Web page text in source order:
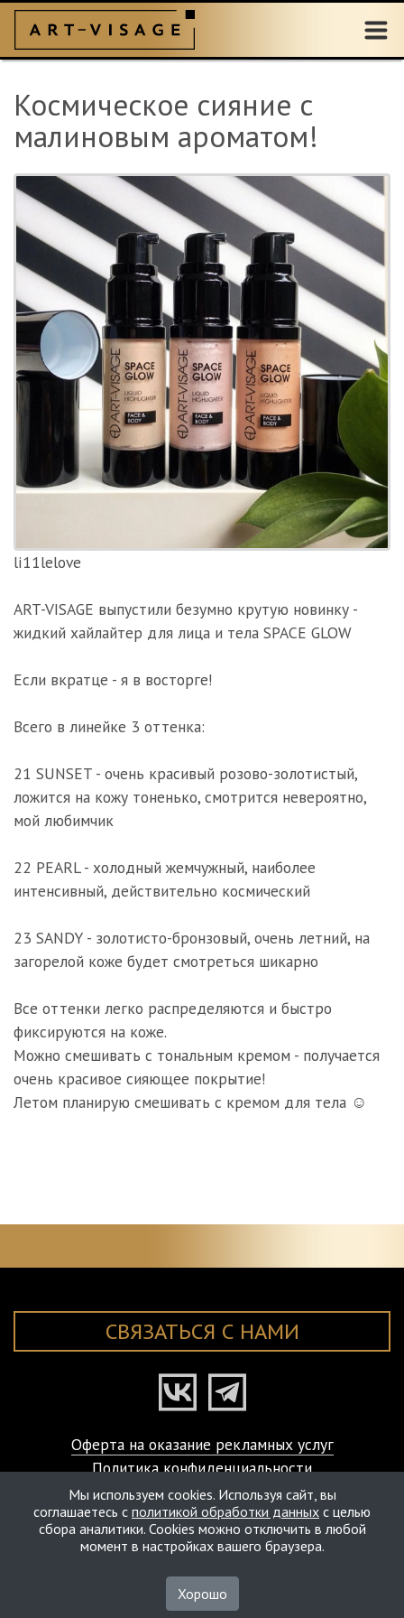
Космическое сияние с
малиновым ароматом!
li11lelove
ART-VISAGE выпустили безумно крутую новинку -
жидкий хайлайтер для лица и тела SPACE GLOW
Если вкратце - я в восторге!
Всего в линейке 3 оттенка:
21 SUNSET - очень красивый розово-золотистый,
ложится на кожу тоненько, смотрится невероятно,
мой любимчик
22 PEARL - холодный жемчужный, наиболее
интенсивный, действительно космический
23 SANDY - золотисто-бронзовый, очень летний, на
загорелой коже будет смотреться шикарно
Все оттенки легко распределяются и быстро
фиксируются на коже.
Можно смешивать с тональным кремом - получается
очень красивое сияющее покрытие!
Летом планирую смешивать с кремом для тела ☺️
СВЯЗАТЬСЯ С НАМИ
Оферта на оказание рекламных услуг
Политика конфиденциальности
© ART-VISAGE Studio Laboratory, 2000-2026
Мы используем cookies. Используя сайт, вы
соглашаетесь с политикой обработки данных с целью
сбора аналитики. Cookies можно отключить в любой
момент в настройках вашего браузера.
Хорошо